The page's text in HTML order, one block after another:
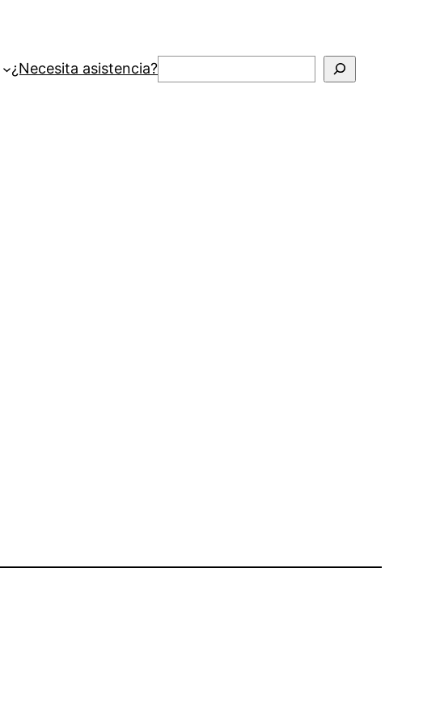
¿Necesita asistencia?Buscar